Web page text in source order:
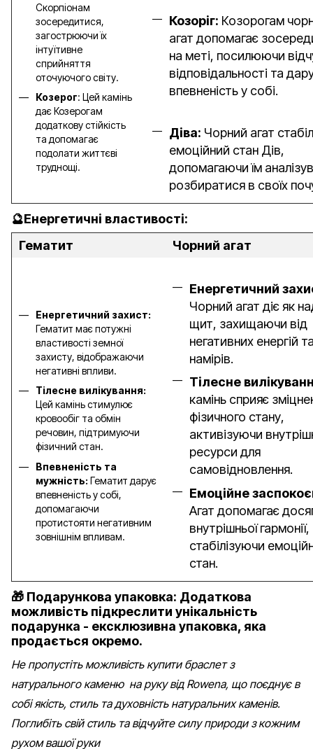
Скорпіонам
зосередитися,
загострюючи їх
інтуїтивне
сприйняття
оточуючого світу.
Козерог: Цей камінь
дає Козерогам
додаткову стійкість
та допомагає
подолати життєві
труднощі.
Козоріг: Козорогам
агат допомагає
на меті, посилюючи
відповідальності та
впевненість у собі.
Діва: Чорний агат
емоційний стан Дів,
допомагаючи їм
розбиратися в своїх
🔮Енергетичні властивості:
Гематит
Чорний агат
Енергетичний захист:
Гематит має потужні
властивості земної
захисту, відображаючи
негативні впливи.
Тілесне вилікування:
Цей камінь стимулює
кровообіг та обмін
речовин, підтримуючи
фізичний стан.
Впевненість та
мужність: Гематит дарує
впевненість у собі,
допомагаючи
протистояти негативним
зовнішнім впливам.
Енергетичний
Чорний агат діє як
щит, захищаючи від
негативних енергій
намірів.
Тілесне
камінь сприяє
фізичного стану,
активізуючи
ресурси для
самовідновлення.
Емоційне
Агат допомагає
внутрішньої гармонії,
стабілізуючи
стан.
🎁 Подарункова упаковка: Додаткова
можливість підкреслити унікальність
подарунка - ексклюзивна упаковка, яка
продається окремо.
Не пропустіть можливість купити браслет з
натурального каменю на руку від Rowena, що поєднує в
собі якість, стиль та духовність натуральних каменів.
Поглибіть свій стиль та відчуйте силу природи з кожним
рухом вашої руки